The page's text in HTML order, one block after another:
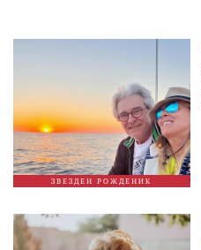
ЗВЕЗДЕН РОЖДЕНИК